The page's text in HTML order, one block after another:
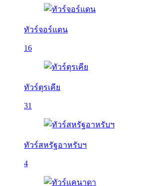
ทัวร์จอร์แดน
16
ทัวร์ตุรเคีย
31
ทัวร์สหรัฐอาหรับฯ
4